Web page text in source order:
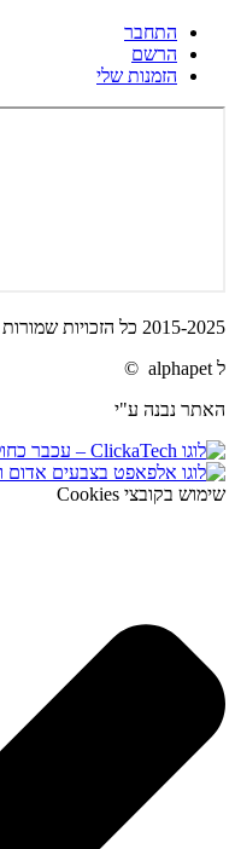
התחבר
הרשם
הזמנות שלי
2015-2025 כל הזכויות שמורות
ל alphapet ©
האתר נבנה ע"י
שימוש בקובצי Cookies